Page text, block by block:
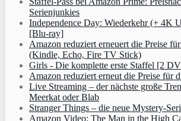
Serienjunkies
Independence Day: Wiederkehr (+ 4K
[Blu-ray]
Amazon reduziert erneuert die Preise
(Kindle, Echo, Fire TV Stick)
Girls - Die komplette erste Staffel [2
Amazon reduziert erneut die Preise für
Live Streaming – der nächste große
Meerkat oder Blab
Stranger Things – die neue Mystery-
Amazon Video: The Man in the High